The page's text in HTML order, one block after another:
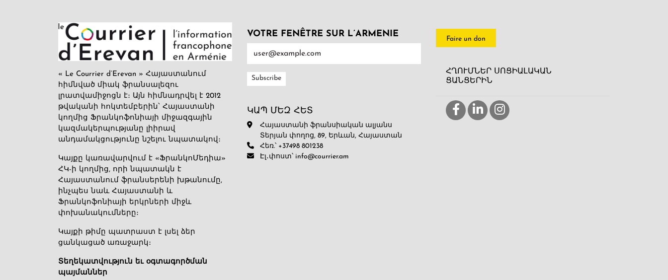
« Le Courrier d’Erevan » Հայաստանում
հիմնված միակ ֆրանսալեզու
լրատվամիջոցն է։ Այն հիմնադրվել է 2012
թվականի հոկտեմբերին՝ Հայաստանի
կողմից Ֆրանկոֆոնիայի միջազգային
կազմակերպությանը լիիրավ
անդամակցությունը նշելու նպատակով։
Կայքը կառավարվում է «ՖրանկոՄեդիա»
ՀԿ-ի կողմից, որի նպատակն է
Հայաստանում ֆրանսերենի խթանումը,
ինչպես նաև Հայաստանի և
Ֆրանկոֆոնիայի երկրների միջև
փոխանակումները։
Կայքի թիմը պատրաստ է լսել ձեր
ցանկացած առաջարկ։
Տեղեկատվություն եւ օգտագործման
պայմաններ
VOTRE FENÊTRE SUR L’ARMENIE
ԿԱՊ ՄԵԶ ՀԵՏ
Հայաստանի ֆրանսիական ալյանս
Տերյան փողոց, 89, Երևան, Հայաստան
Հեռ.՝ +37498 801238
Էլ․փոստ՝ info@courrier.am
Faire un don
ՀՂՈՒՄՆԵՐ ՍՈՑԻԱԼԱԿԱՆ
ՑԱՆՑԵՐԻՆ